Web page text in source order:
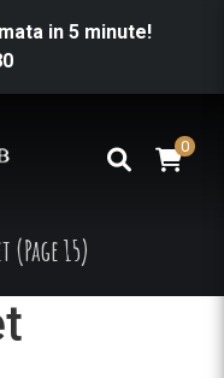
in 5 minute!
0
(Page 15)